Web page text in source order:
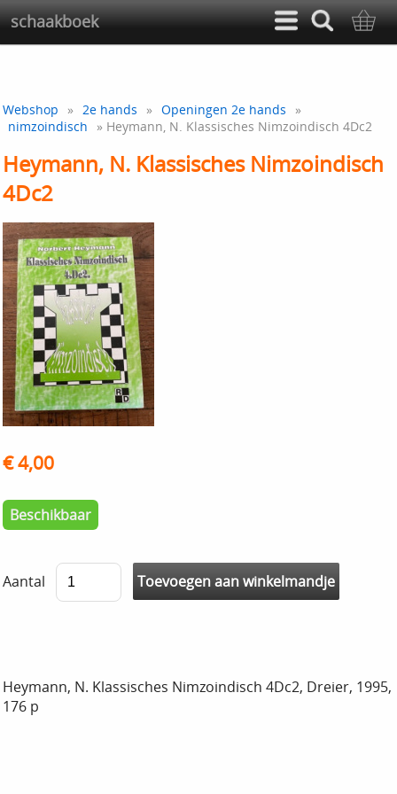
schaakboek
Webshop » 2e hands » Openingen 2e hands
»
nimzoindisch
» Heymann, N. Klassisches Nimzoindisch 4Dc2
Heymann, N. Klassisches Nimzoindisch
4Dc2
€ 4,00
Beschikbaar
Aantal
Heymann, N. Klassisches Nimzoindisch 4Dc2, Dreier, 1995,
176 p